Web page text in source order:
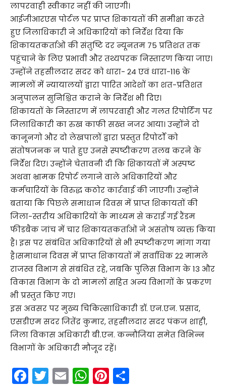
लापरवाही स्वीकार नहीं की जाएगी।
आईजीआरएस पोर्टल पर प्राप्त शिकायतों की समीक्षा करते
हुए जिलाधिकारी ने अधिकारियों को निर्देश दिया कि
शिकायतकर्ताओं की संतुष्टि दर न्यूनतम 75 प्रतिशत तक
पहुंचाने के लिए प्रभावी और तथ्यपरक निस्तारण किया जाए।
उन्होंने तहसीलदार सदर को धारा- 24 एवं धारा-116 के
मामलों में न्यायालयों द्वारा पारित आदेशों का शत-प्रतिशत
अनुपालन सुनिश्चित कराने के निर्देश भी दिए।
शिकायतों के निस्तारण में लापरवाही और गलत रिपोर्टिंग पर
जिलाधिकारी का रुख काफी सख्त नजर आया। उन्होंने दो
कानूनगो और दो लेखपालों द्वारा प्रस्तुत रिपोर्टों को
संतोषजनक न पाते हुए उनसे स्पष्टीकरण तलब करने के
निर्देश दिए। उन्होंने चेतावनी दी कि शिकायतों में अस्पष्ट
अथवा भ्रामक रिपोर्ट लगाने वाले अधिकारियों और
कर्मचारियों के विरुद्ध कठोर कार्रवाई की जाएगी। उन्होंने
बताया कि पिछले समाधान दिवस में प्राप्त शिकायतों की
जिला-स्तरीय अधिकारियों के माध्यम से कराई गई रैंडम
फीडबैक जांच में चार शिकायतकर्ताओं ने असंतोष व्यक्त किया
है। इस पर संबंधित अधिकारियों से भी स्पष्टीकरण मांगा गया
है।समाधान दिवस में प्राप्त शिकायतों में सर्वाधिक 22 मामले
राजस्व विभाग से संबंधित रहे, जबकि पुलिस विभाग के 13 और
विकास विभाग के दो मामलों सहित अन्य विभागों के प्रकरण
भी प्रस्तुत किए गए।
इस अवसर पर मुख्य चिकित्साधिकारी डॉ. एन.एन. प्रसाद,
एसडीएम सदर जितेंद्र कुमार, तहसीलदार सदर पंकज शाही,
जिला विकास अधिकारी बी.एन. कन्नौजिया समेत विभिन्न
विभागों के अधिकारी मौजूद रहें।
F T E W Pi